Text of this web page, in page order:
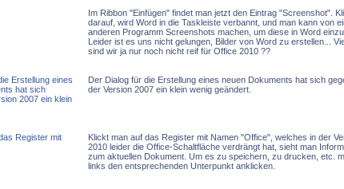
Im Ribbon "Einfügen" findet man jetzt den Eintrag "Screenshot".
darauf, wird Word in die Taskleiste verbannt, und man kann von
anderen Programm Screenshots machen, um diese in Word
Leider ist es uns nicht gelungen, Bilder von Word zu erstellen...
sind wir ja nur noch nicht reif für Office 2010 ??
Der Dialog für die Erstellung eines neuen Dokuments hat sich
der Version 2007 ein klein wenig geändert.
Klickt man auf das Register mit Namen "Office", welches in der
2010 leider die Office-Schaltfläche verdrängt hat, sieht man
zum aktuellen Dokument. Um es zu speichern, zu drucken, etc.
links den entsprechenden Unterpunkt anklicken.